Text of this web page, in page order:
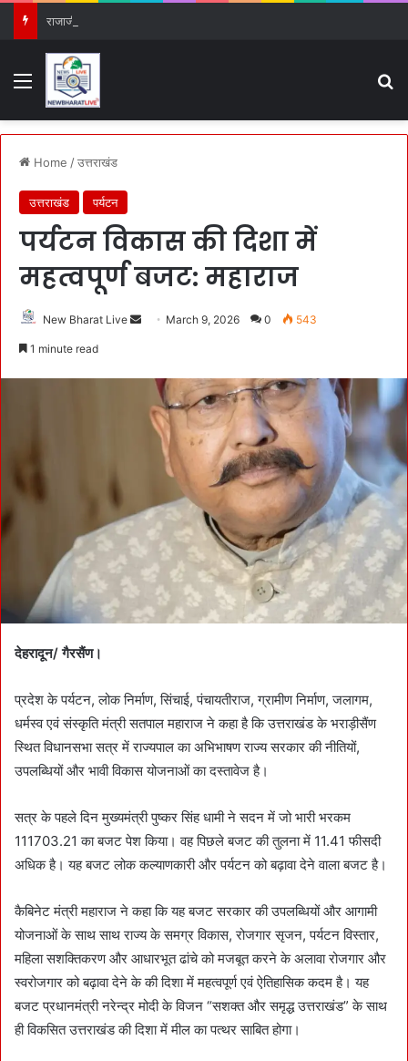
Menu
Home /उत्तराखंड
उत्तराखंड पर्यटन
पर्यटन विकास की दिशा में
महत्वपूर्ण बजट: महाराज
New Bharat Live
i
March 9, 2026 0 543
1 minute read
देहरादून/ गैरसैंण।
प्रदेश के पर्यटन, लोक निर्माण, सिंचाई, पंचायतीराज, ग्रामीण निर्माण, जलागम,
धर्मस्व एवं संस्कृति मंत्री सतपाल महाराज ने कहा है कि उत्तराखंड के भराड़ीसैंण
स्थित विधानसभा सत्र में राज्यपाल का अभिभाषण राज्य सरकार की नीतियों,
उपलब्धियों और भावी विकास योजनाओं का दस्तावेज है।
सत्र के पहले दिन मुख्यमंत्री पुष्कर सिंह धामी ने सदन में जो भारी भरकम
111703.21 का बजट पेश किया। वह पिछले बजट की तुलना में 11.41 फीसदी
अधिक है। यह बजट लोक कल्याणकारी और पर्यटन को बढ़ावा देने वाला बजट है।
कैबिनेट मंत्री महाराज ने कहा कि यह बजट सरकार की उपलब्धियों और आगामी
योजनाओं के साथ साथ राज्य के समग्र विकास, रोजगार सृजन, पर्यटन विस्तार,
महिला सशक्तिकरण और आधारभूत ढांचे को मजबूत करने के अलावा रोजगार और
स्वरोजगार को बढ़ावा देने के की दिशा में महत्वपूर्ण एवं ऐतिहासिक कदम है। यह
बजट प्रधानमंत्री नरेन्द्र मोदी के विजन “सशक्त और समृद्ध उत्तराखंड” के साथ
ही विकसित उत्तराखंड की दिशा में मील का पत्थर साबित होगा।